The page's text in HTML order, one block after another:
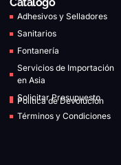
Adhesivos y Selladores
Sanitarios
Fontanería
Servicios de Importación
en Asia
Solicitar Presupuesto
Política de Devolución
Términos y Condiciones